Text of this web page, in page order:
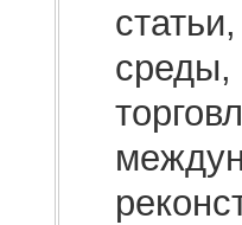
среды,